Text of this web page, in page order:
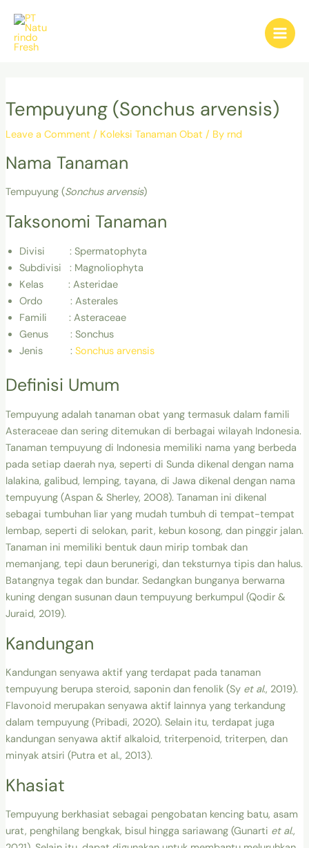
content
Main
Tempuyung (Sonchus arvensis)
Leave a Comment / Koleksi Tanaman Obat / By rnd
Nama Tanaman
Tempuyung (Sonchus arvensis)
Taksonomi Tanaman
Divisi : Spermatophyta
Subdivisi : Magnoliophyta
Kelas : Asteridae
Ordo : Asterales
Famili : Asteraceae
Genus : Sonchus
Jenis : Sonchus arvensis
Definisi Umum
Tempuyung adalah tanaman obat yang termasuk dalam famili
Asteraceae dan sering ditemukan di berbagai wilayah Indonesia.
Tanaman tempuyung di Indonesia memiliki nama yang berbeda
pada setiap daerah nya, seperti di Sunda dikenal dengan nama
lalakina, galibud, lemping, tayana, di Jawa dikenal dengan nama
tempuyung (Aspan & Sherley, 2008). Tanaman ini dikenal
sebagai tumbuhan liar yang mudah tumbuh di tempat-tempat
lembap, seperti di selokan, parit, kebun kosong, dan pinggir jalan.
Tanaman ini memiliki bentuk daun mirip tombak dan
memanjang, tepi daun berunerigi, dan teksturnya tipis dan halus.
Batangnya tegak dan bundar. Sedangkan bunganya berwarna
kuning dengan susunan daun tempuyung berkumpul (Qodir &
Juraid, 2019).
Kandungan
Kandungan senyawa aktif yang terdapat pada tanaman
tempuyung berupa steroid, saponin dan fenolik (Sy et al., 2019).
Flavonoid merupakan senyawa aktif lainnya yang terkandung
dalam tempuyung (Pribadi, 2020). Selain itu, terdapat juga
kandungan senyawa aktif alkaloid, triterpenoid, triterpen, dan
minyak atsiri (Putra et al., 2013).
Khasiat
Tempuyung berkhasiat sebagai pengobatan kencing batu, asam
urat, penghilang bengkak, bisul hingga sariawang (Gunarti et al.,
navigation